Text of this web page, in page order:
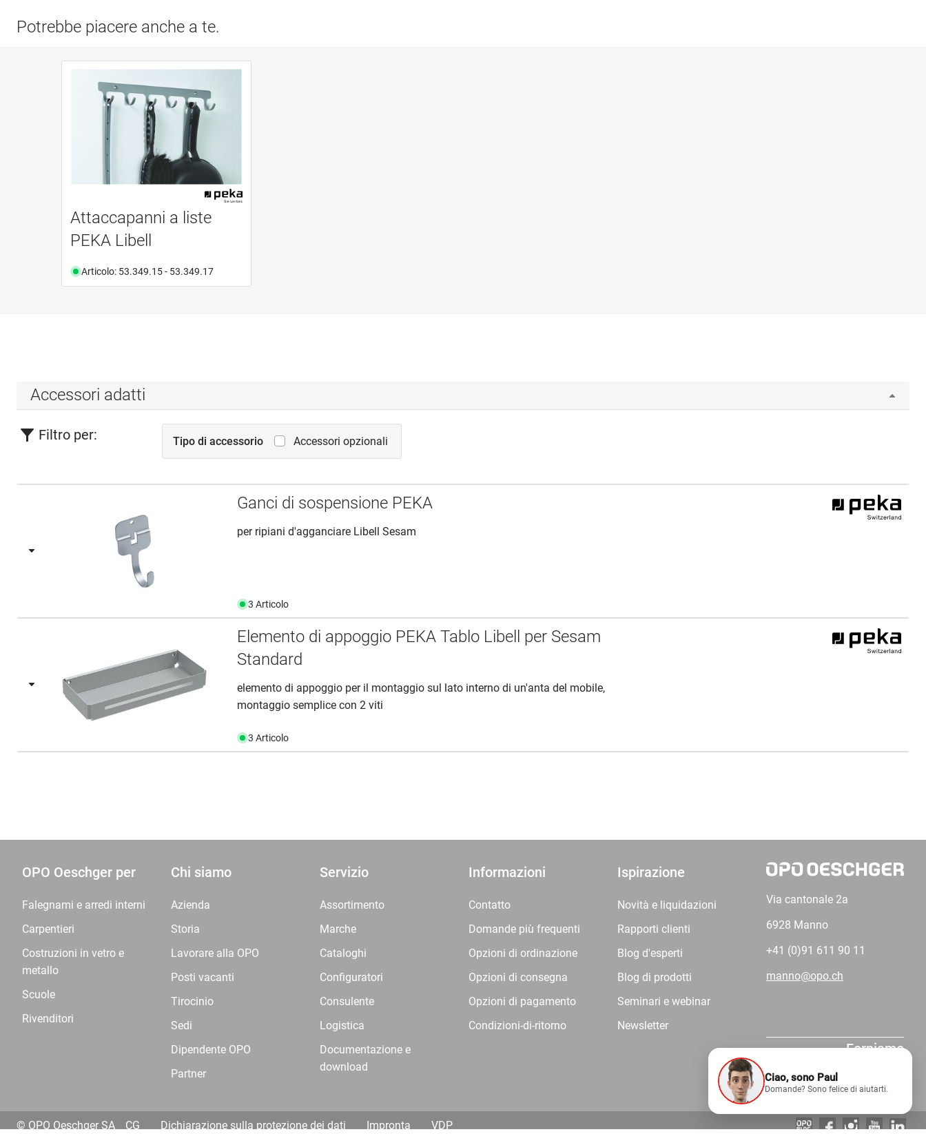
Potrebbe piacere anche a te.
Attaccapanni a liste
PEKA Libell
Articolo: 53.349.15 - 53.349.17
Accessori adatti
Filtro per: Tipo di accessorio Accessori opzionali
Ganci di sospensione PEKA
per ripiani d'agganciare Libell Sesam
3 Articolo
Elemento di appoggio PEKA Tablo Libell per Sesam
Standard
elemento di appoggio per il montaggio sul lato interno di un'anta del mobile,
montaggio semplice con 2 viti
3 Articolo
OPO Oeschger per
Falegnami e arredi interni
Carpentieri
Costruzioni in vetro e
metallo
Scuole
Rivenditori
Chi siamo
Azienda
Storia
Lavorare alla OPO
Posti vacanti
Tirocinio
Sedi
Dipendente OPO
Partner
Servizio
Assortimento
Marche
Cataloghi
Configuratori
Consulente
Logistica
Documentazione e
download
Informazioni
Contatto
Domande più frequenti
Opzioni di ordinazione
Opzioni di consegna
Opzioni di pagamento
Condizioni-di-ritorno
Ispirazione
Novità e liquidazioni
Rapporti clienti
Blog d'esperti
Blog di prodotti
Seminari e webinar
Newsletter
Via cantonale 2a
6928 Manno
+41 (0)91 611 90 11
manno@opo.ch
Forniamo
competenza.
© OPO Oeschger SA CG Dichiarazione sulla protezione dei dati Impronta VDP
Ciao, sono Paul
Domande? Sono felice di aiutarti.